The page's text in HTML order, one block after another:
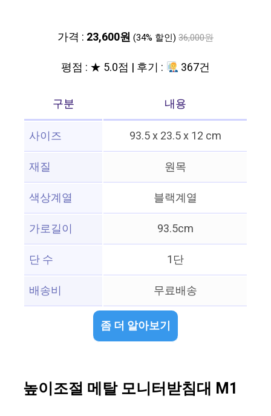
가격 : 23,600원 (34% 할인) 36,000원
평점 : ★ 5.0점 | 후기 : 367건
구분
내용
사이즈
93.5 x 23.5 x 12 cm
재질
원목
색상계열
블랙계열
가로길이
93.5cm
단 수
1단
배송비
무료배송
좀 더 알아보기
높이조절 메탈 모니터받침대 M1